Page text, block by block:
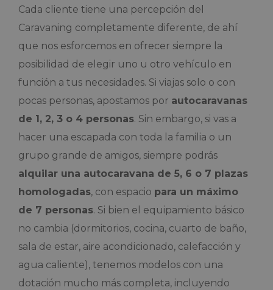
Cada cliente tiene una percepción del
Caravaning completamente diferente, de ahí
que nos esforcemos en ofrecer siempre la
posibilidad de elegir uno u otro vehículo en
función a tus necesidades. Si viajas solo o con
pocas personas, apostamos por autocaravanas
de 1, 2, 3 o 4 personas. Sin embargo, si vas a
hacer una escapada con toda la familia o un
grupo grande de amigos, siempre podrás
alquilar una autocaravana de 5, 6 o 7 plazas
homologadas, con espacio para un máximo
de 7 personas. Si bien el equipamiento básico
no cambia (dormitorios, cocina, cuarto de baño,
sala de estar, aire acondicionado, calefacción y
agua caliente), tenemos modelos con una
dotación mucho más completa, incluyendo